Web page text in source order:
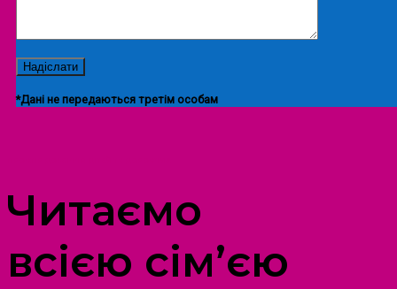
*Дані не передаються третім особам
Читаємо
всією сім’єю